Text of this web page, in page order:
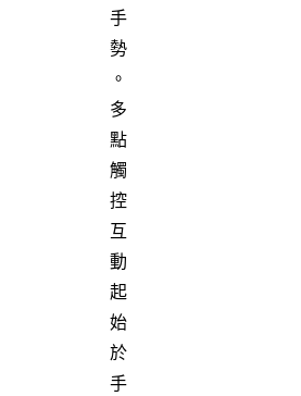
手
勢
。
多
點
觸
控
互
動
起
始
於
手